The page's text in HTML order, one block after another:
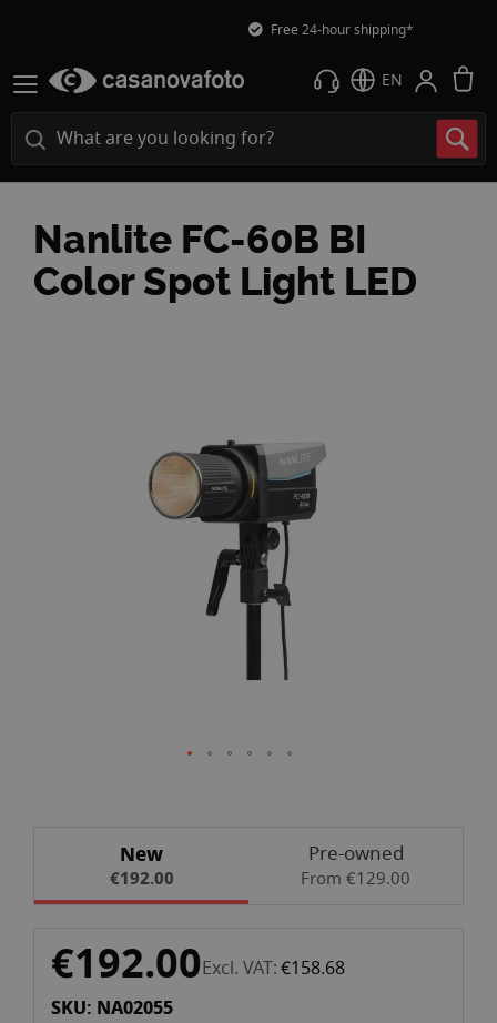
Free 24-hour shipping*
EN
Nanlite FC-60B BI
Color Spot Light LED
beginning
the
images
gallery
New
€192.00
Pre-owned
From €129.00
€192.00Excl. VAT €158.68
SKU: NA02055